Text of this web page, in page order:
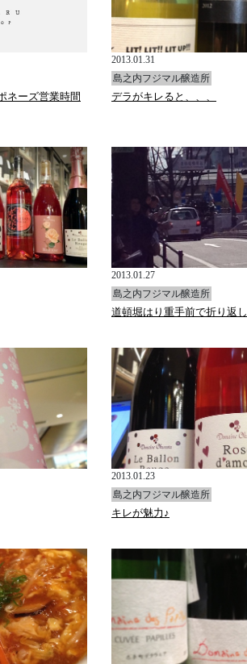
ネーズ営業時間
2013.01.31
島之内フジマル醸造所
デラがキレると、、、
2013.01.27
島之内フジマル醸造所
道頓堀はり重手前で折り返し
2013.01.23
島之内フジマル醸造所
キレが魅力♪